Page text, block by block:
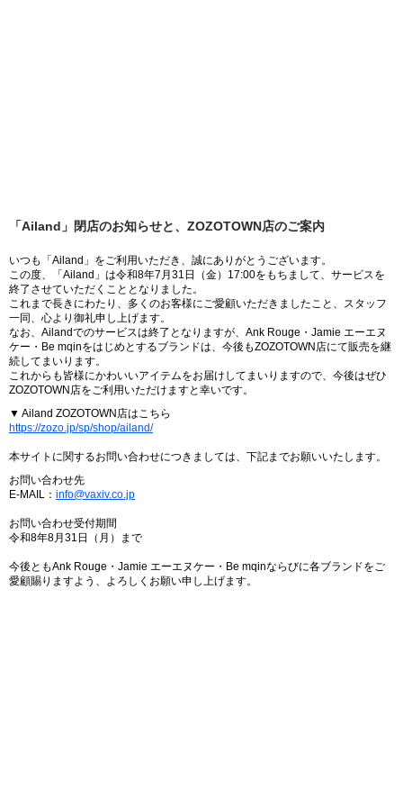
「Ailand」閉店のお知らせと、ZOZOTOWN店のご案内
いつも「Ailand」をご利用いただき、誠にありがとうございます。
この度、「Ailand」は令和8年7月31日（金）17:00をもちまして、サービスを
終了させていただくこととなりました。
これまで長きにわたり、多くのお客様にご愛顧いただきましたこと、スタッフ
一同、心より御礼申し上げます。
なお、Ailandでのサービスは終了となりますが、Ank Rouge・Jamie エーエヌ
ケー・Be mqinをはじめとするブランドは、今後もZOZOTOWN店にて販売を継
続してまいります。
これからも皆様にかわいいアイテムをお届けしてまいりますので、今後はぜひ
ZOZOTOWN店をご利用いただけますと幸いです。
▼ Ailand ZOZOTOWN店はこちら
https://zozo.jp/sp/shop/ailand/
本サイトに関するお問い合わせにつきましては、下記までお願いいたします。
お問い合わせ先
E-MAIL： info@vaxiv.co.jp
お問い合わせ受付期間
令和8年8月31日（月）まで
今後ともAnk Rouge・Jamie エーエヌケー・Be mqinならびに各ブランドをご
愛顧賜りますよう、よろしくお願い申し上げます。